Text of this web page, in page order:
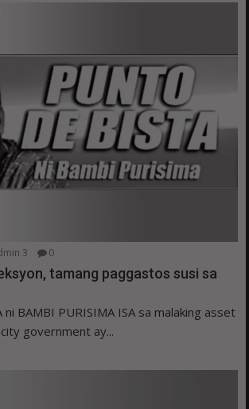
3 0
tamang paggastos susi sa
ni BAMBI PURISIMA ISA sa malaking asset
government ay...